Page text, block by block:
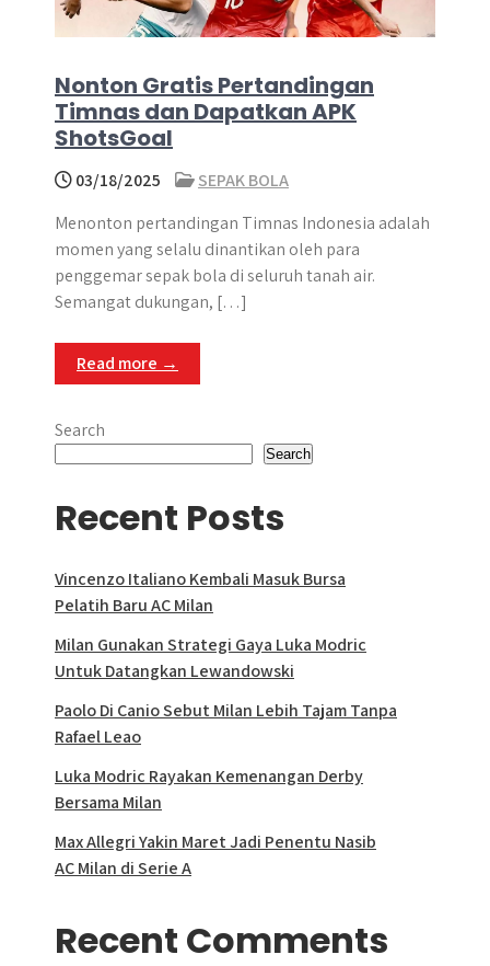
Nonton Gratis Pertandingan
Timnas dan Dapatkan APK
ShotsGoal
03/18/2025
SEPAK BOLA
Menonton pertandingan Timnas Indonesia adalah
momen yang selalu dinantikan oleh para
penggemar sepak bola di seluruh tanah air.
Semangat dukungan, […]
Read more →
Search
Search
Recent Posts
Vincenzo Italiano Kembali Masuk Bursa
Pelatih Baru AC Milan
Milan Gunakan Strategi Gaya Luka Modric
Untuk Datangkan Lewandowski
Paolo Di Canio Sebut Milan Lebih Tajam Tanpa
Rafael Leao
Luka Modric Rayakan Kemenangan Derby
Bersama Milan
Max Allegri Yakin Maret Jadi Penentu Nasib
AC Milan di Serie A
Recent Comments